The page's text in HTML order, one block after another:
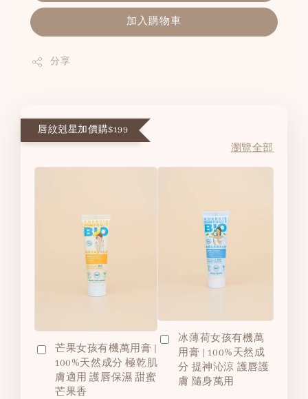
加入購物車
分享
唇紋剋星加價購$199
瀏覽全部
芒果女孩有機萬用膏 |
100%天然成分 極乾肌
膚適用 護唇保濕 甜蜜
芒果香
冰薄荷女孩有機萬
用膏 | 100%天然成
分 提神沁涼 護唇護
膚 隨身萬用